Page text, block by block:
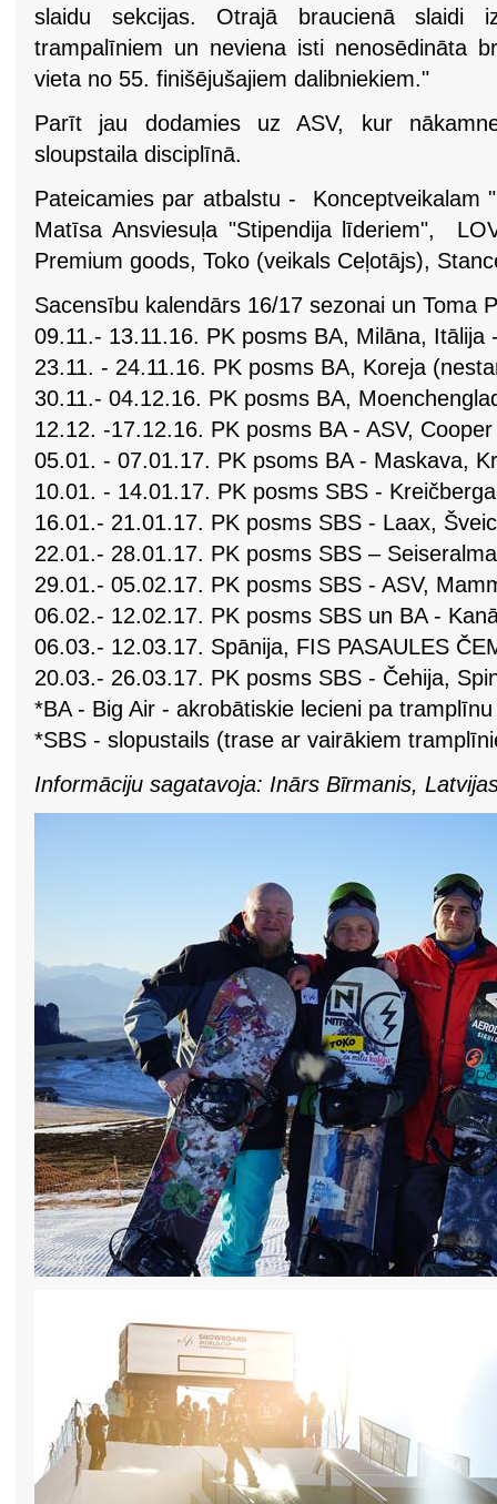
slaidu sekcijas. Otrajā braucienā slaidi
trampalīniem un neviena isti nenosēdināta
vieta no 55. finišējušajiem dalibniekiem."
Parīt jau dodamies uz ASV, kur
sloupstaila disciplīnā.
Pateicamies par atbalstu - Konceptveikalam
Matīsa Ansviesuļa "Stipendija līderiem",
Premium goods, Toko (veikals Ceļotājs),
Sacensību kalendārs 16/17 sezonai un Toma
09.11.- 13.11.16. PK posms BA, Milāna, Itālija
23.11. - 24.11.16. PK posms BA, Koreja
30.11.- 04.12.16. PK posms BA,
12.12. -17.12.16. PK posms BA - ASV,
05.01. - 07.01.17. PK psoms BA - Maskava,
10.01. - 14.01.17. PK posms SBS -
16.01.- 21.01.17. PK posms SBS - Laax,
22.01.- 28.01.17. PK posms SBS –
29.01.- 05.02.17. PK posms SBS - ASV,
06.02.- 12.02.17. PK posms SBS un BA -
06.03.- 12.03.17. Spānija, FIS PASAULES
20.03.- 26.03.17. PK posms SBS - Čehija,
*BA - Big Air - akrobātiskie lecieni pa tramplīnu
*SBS - slopustails (trase ar vairākiem
Informāciju sagatavoja: Inārs Bīrmanis,